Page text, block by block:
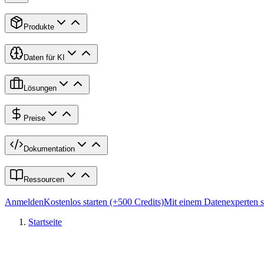
Produkte
Daten für KI
Lösungen
Preise
Dokumentation
Ressourcen
AnmeldenKostenlos starten (+500 Credits)Mit einem Datenexperten
Startseite